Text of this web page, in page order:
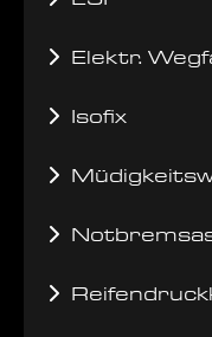
Elektr.
Isofix